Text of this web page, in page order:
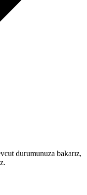
durumunuza bakarız,